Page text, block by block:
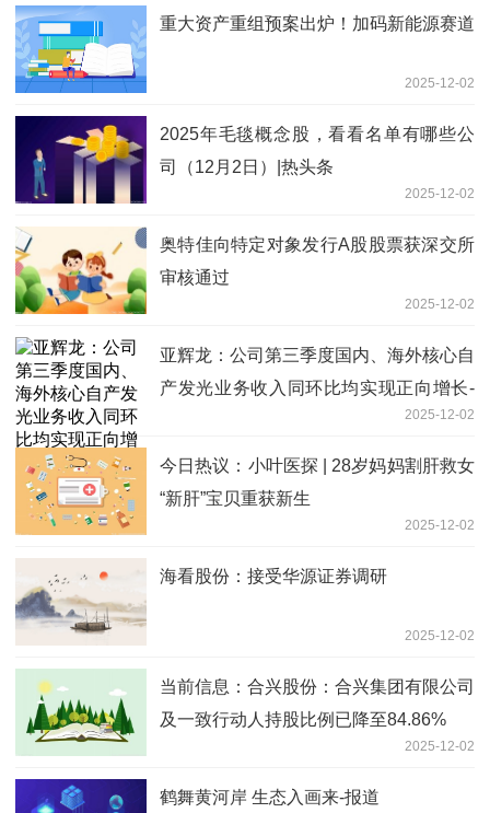
重大资产重组预案出炉！加码新能源赛道
2025-12-02
2025年毛毯概念股，看看名单有哪些公
司（12月2日）|热头条
2025-12-02
奥特佳向特定对象发行A股股票获深交所
审核通过
2025-12-02
亚辉龙：公司第三季度国内、海外核心自
产发光业务收入同环比均实现正向增长-
2025-12-02
今日热议：小叶医探 | 28岁妈妈割肝救女
“新肝”宝贝重获新生
2025-12-02
海看股份：接受华源证券调研
2025-12-02
当前信息：合兴股份：合兴集团有限公司
及一致行动人持股比例已降至84.86%
2025-12-02
鹤舞黄河岸 生态入画来-报道